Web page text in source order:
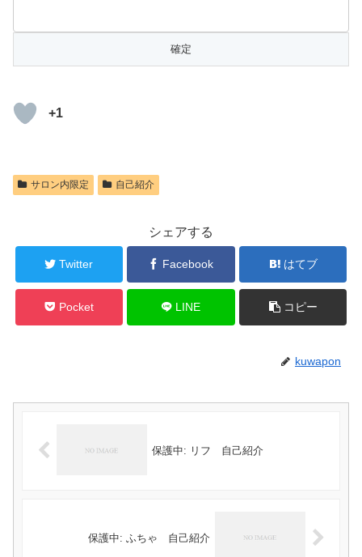
+1
サロン内限定 自己紹介
シェアする
Twitter Facebook はてブ
Pocket LINE コピー
kuwapon
保護中: リフ 自己紹介
保護中: ふちゃ 自己紹介